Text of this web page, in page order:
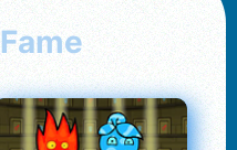
Fame